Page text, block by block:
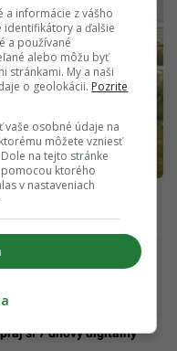
aby si vypli svoje
pohltil Instagram.
si 7 dňový digitálny
a informácie z vášho
identifikátory a ďalšie
a používané
alebo môžu byť
stránkami. My a naši
o geolokácii. Pozrite
osobné údaje na
môžete vzniesť
na tejto stránke
ktorého
v nastaveniach